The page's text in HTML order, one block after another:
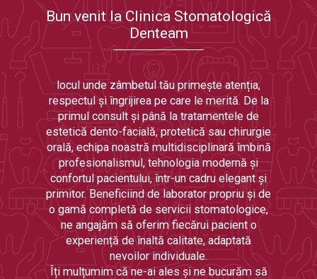
Bun venit la Clinica Stomatologică
Denteam
locul unde zâmbetul tău primește atenția,
respectul și îngrijirea pe care le merită. De la
primul consult și până la tratamentele de
estetică dento-facială, protetică sau chirurgie
orală, echipa noastră multidisciplinară îmbină
profesionalismul, tehnologia modernă și
confortul pacientului, într-un cadru elegant și
primitor. Beneficiind de laborator propriu și de
o gamă completă de servicii stomatologice,
ne angajăm să oferim fiecărui pacient o
experiență de înaltă calitate, adaptată
nevoilor individuale.
Îți mulțumim că ne-ai ales și ne bucurăm să